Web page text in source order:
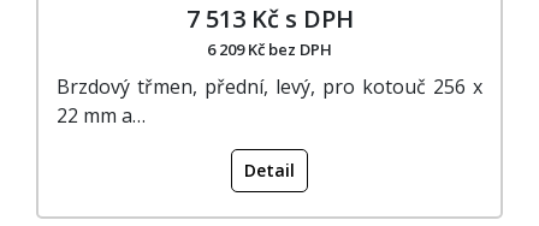
7 513 Kč s DPH
6 209 Kč bez DPH
Brzdový třmen, přední, levý, pro kotouč 256 x
22 mm a…
Detail